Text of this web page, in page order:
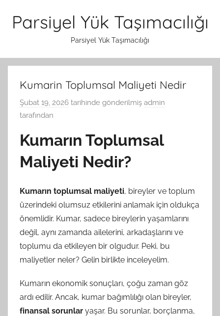
Parsiyel Yük Taşımacılığı
Parsiyel Yük Taşımacılığı
Kumarin Toplumsal Maliyeti Nedir
Şubat 19, 2026 tarihinde gönderilmiş admin
tarafından
Kumarın Toplumsal
Maliyeti Nedir?
Kumarın toplumsal maliyeti, bireyler ve toplum
üzerindeki olumsuz etkilerini anlamak için oldukça
önemlidir. Kumar, sadece bireylerin yaşamlarını
değil, aynı zamanda ailelerini, arkadaşlarını ve
toplumu da etkileyen bir olgudur. Peki, bu
maliyetler neler? Gelin birlikte inceleyelim.
Kumarın ekonomik sonuçları, çoğu zaman göz
ardı edilir. Ancak, kumar bağımlılığı olan bireyler,
finansal sorunlar yaşar. Bu sorunlar, borçlanma,